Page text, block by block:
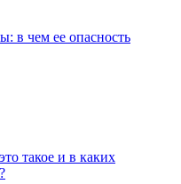
в чем ее опасность
такое и в каких